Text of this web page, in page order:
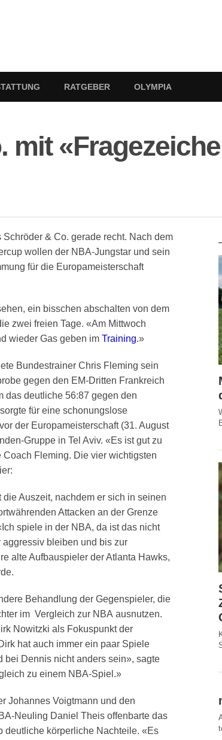
RATGEBER OLYMPIA
mit
& Co. gerade recht. Nach dem
wollen der NBA-Jungstar und sein
für die Europameisterschaft
ein bisschen abschalten von dem
zwei freien Tage. «Am Mittwoch
wieder Gas geben im Training.»
Bundestrainer Chris Fleming sein
gegen den EM-Dritten Frankreich
das deutliche 56:87 gegen den
für eine schonungslose
der Europameisterschaft (31. August
Gruppe in Tel Aviv. «Es ist gut zu
Fleming. Die vier wichtigsten
Auszeit, nachdem er sich in seinen
Attacken an der Grenze
spiele in der NBA, da ist das nicht
aggressiv bleiben und bis zur
alte Aufbauspieler der Atlanta Hawks,
Behandlung der Gegenspieler, die
im Vergleich zur NBA ausnutzen.
Nowitzki als Fokuspunkt der
hat auch immer ein paar Spiele
bei Dennis nicht anders sein», sagte
zu einem NBA-Spiel.»
Johannes Voigtmann und den
Neuling Daniel Theis offenbarte das
deutliche körperliche Nachteile. «Es